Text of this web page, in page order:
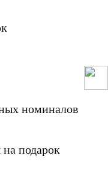
номиналов
подарок